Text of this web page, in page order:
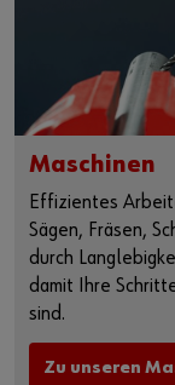
Maschinen
Effizientes
Sägen, Fräsen,
durch
damit Ihre
sind.
Zu unseren